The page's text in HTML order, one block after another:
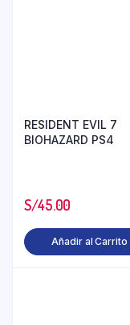
RESIDENT EVIL 7
BIOHAZARD PS4
S/45.00
Añadir al Carrito